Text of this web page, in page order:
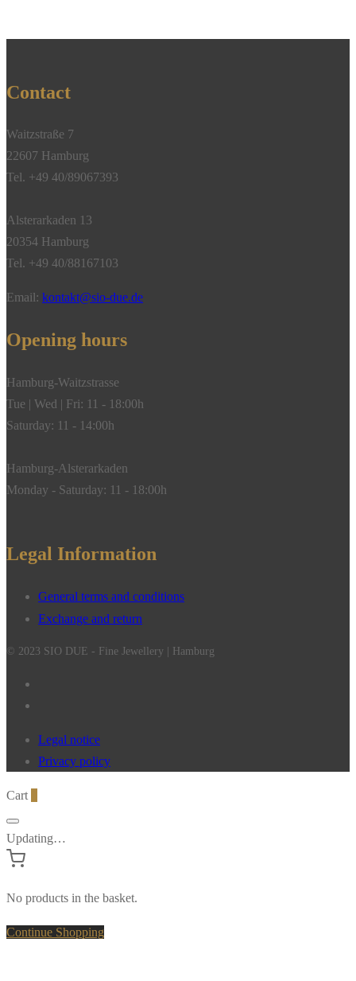
Contact
Waitzstraße 7
22607 Hamburg
Tel. +49 40/89067393
Alsterarkaden 13
20354 Hamburg
Tel. +49 40/88167103
Email: kontakt@sio-due.de
Opening hours
Hamburg-Waitzstrasse
Tue | Wed | Fri: 11 - 18:00h
Saturday: 11 - 14:00h
Hamburg-Alsterarkaden
Monday - Saturday: 11 - 18:00h
Legal Information
General terms and conditions
Exchange and return
© 2023 SIO DUE - Fine Jewellery | Hamburg
Legal notice
Privacy policy
Cart
Updating…
No products in the basket.
Continue Shopping